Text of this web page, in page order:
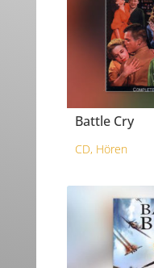
Battle Cry
CD, Hören